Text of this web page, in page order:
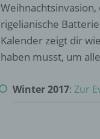
rigelianische
Kalender zeigt dir
haben musst, um
Winter 2017: Zur